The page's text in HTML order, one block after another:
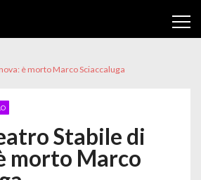
è morto Marco Sciaccaluga
Stabile di
morto Marco